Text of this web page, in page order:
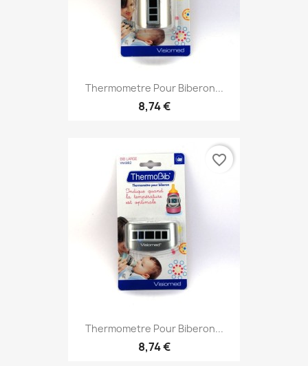
Thermometre Pour Biberon...
8,74 €
Thermometre Pour Biberon...
8,74 €
favorite_border